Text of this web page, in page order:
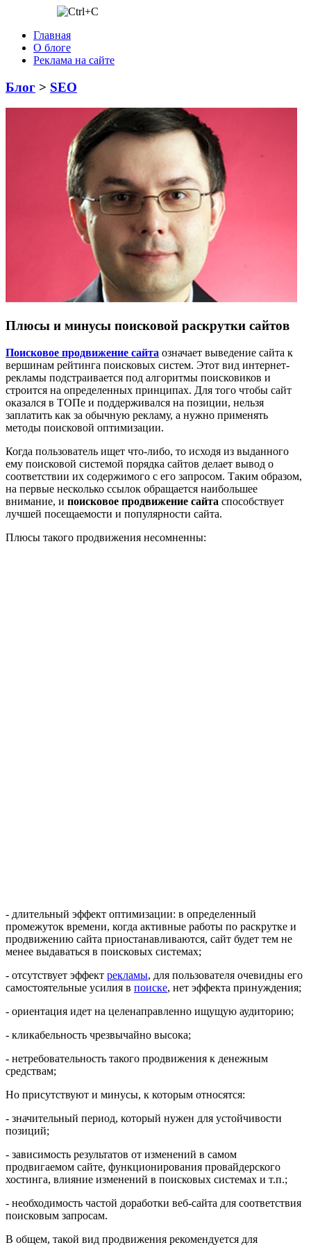
Главная
О блоге
Реклама на сайте
Блог > SEO
Плюсы и минусы поисковой раскрутки сайтов
Поисковое продвижение сайта означает выведение сайта к
вершинам рейтинга поисковых систем. Этот вид интернет-
рекламы подстраивается под алгоритмы поисковиков и
строится на определенных принципах. Для того чтобы сайт
оказался в ТОПе и поддерживался на позиции, нельзя
заплатить как за обычную рекламу, а нужно применять
методы поисковой оптимизации.
Когда пользователь ищет что-либо, то исходя из выданного
ему поисковой системой порядка сайтов делает вывод о
соответствии их содержимого с его запросом. Таким образом,
на первые несколько ссылок обращается наибольшее
внимание, и поисковое продвижение сайта способствует
лучшей посещаемости и популярности сайта.
Плюсы такого продвижения несомненны:
- длительный эффект оптимизации: в определенный
промежуток времени, когда активные работы по раскрутке и
продвижению сайта приостанавливаются, сайт будет тем не
менее выдаваться в поисковых системах;
- отсутствует эффект рекламы, для пользователя очевидны его
самостоятельные усилия в поиске, нет эффекта принуждения;
- ориентация идет на целенаправленно ищущую аудиторию;
- кликабельность чрезвычайно высока;
- нетребовательность такого продвижения к денежным
средствам;
Но присутствуют и минусы, к которым относятся:
- значительный период, который нужен для устойчивости
позиций;
- зависимость результатов от изменений в самом
продвигаемом сайте, функционирования провайдерского
хостинга, влияние изменений в поисковых системах и т.п.;
- необходимость частой доработки веб-сайта для соответствия
поисковым запросам.
В общем, такой вид продвижения рекомендуется для